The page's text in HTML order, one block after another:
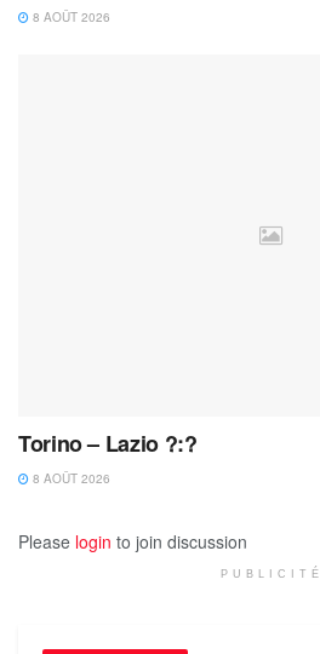
8 AOÛT 2026
Torino – Lazio ?:?
8 AOÛT 2026
Please login to join discussion
PUBLICITÉ